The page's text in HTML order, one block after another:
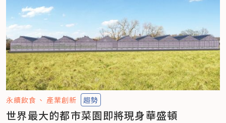
永續飲食 產業創新 趨勢
世界最大的都市菜園即將現身華盛頓